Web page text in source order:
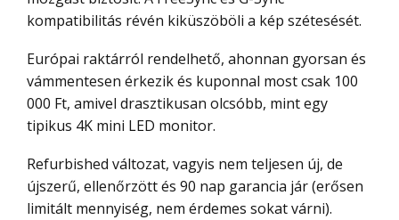
kompatibilitás révén kiküszöböli a kép szétesését.
Európai raktárról rendelhető, ahonnan gyorsan és
vámmentesen érkezik és kuponnal most csak 100
000 Ft, amivel drasztikusan olcsóbb, mint egy
tipikus 4K mini LED monitor.
Refurbished változat, vagyis nem teljesen új, de
újszerű, ellenőrzött és 90 nap garancia jár (erősen
limitált mennyiség, nem érdemes sokat várni).